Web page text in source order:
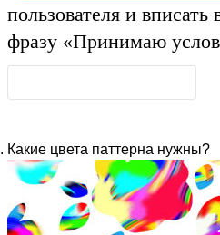
пользователя и
фразу «Принимаю
Какие цвета паттерна нужны?